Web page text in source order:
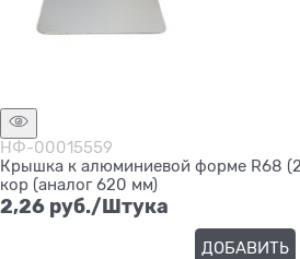
НФ-00015559
Крышка к алюминиевой форме R68
кор (аналог 620 мм)
2,26 руб./Штука
ДОБАВИТЬ